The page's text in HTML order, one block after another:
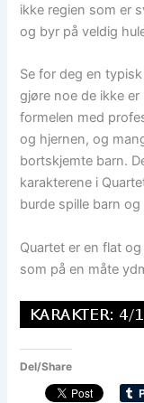
ikke regien som er
og byr på veldig
Se for deg en
gjøre noe de ikke
formelen med
og hjernen, og
bortskjemte barn.
karakterene i
burde spille barn
Quartet er en flat
som på en måte
Del/Share